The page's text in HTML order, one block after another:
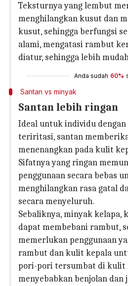
Teksturnya yang lembut
menghilangkan kusut dan
kusut, sehingga berfungsi
alami, mengatasi rambut
diatur, sehingga lebih
Anda sudah 60%
Santan vs minyak
Santan lebih ringan
Ideal untuk individu
teriritasi, santan
menenangkan pada kulit
Sifatnya yang ringan
penggunaan secara bebas
menghilangkan rasa gatal
secara menyeluruh.
Sebaliknya, minyak kelapa,
dapat membebani rambut,
memerlukan penggunaan
rambut dan kulit kepala
pori-pori tersumbat di kulit
menyebabkan benjolan dan